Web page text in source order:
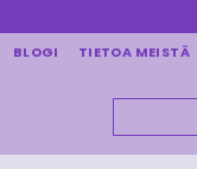
BLOGI TIETOA MEISTÄ